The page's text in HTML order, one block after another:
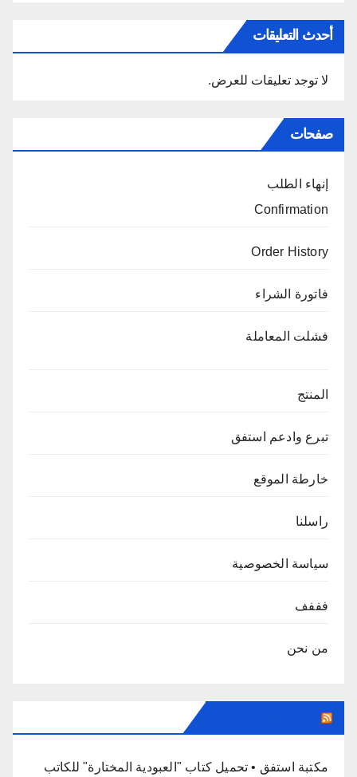
أحدث التعليقات
لا توجد تعليقات للعرض.
صفحات
إنهاء الطلب
Confirmation
Order History
فاتورة الشراء
فشلت المعاملة
المنتج
تبرع وادعم استفق
خارطة الموقع
راسلنا
سياسة الخصوصية
فففف
من نحن
مكتبة استفق • تحميل كتاب "العبودية المختارة" للكاتب